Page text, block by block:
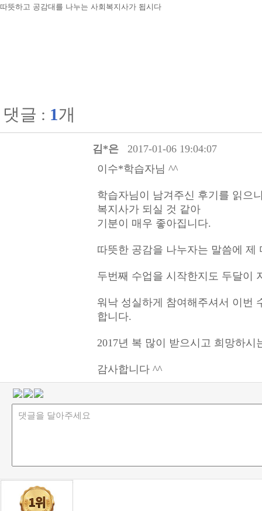
따뜻하고 공감대를 나누는 사회복지사가 됩시다
댓글 : 1개
김*은
2017-01-06 19:04:07
이수*학습자님 ^^
학습자님이 남겨주신 후기를 읽으
복지사가 되실 것 같아
기분이 매우 좋아집니다.
따뜻한 공감을 나누자는 말씀에 제
두번째 수업을 시작한지도 두달이
워낙 성실하게 참여해주셔서 이번
합니다.
2017년 복 많이 받으시고 희망하
감사합니다 ^^